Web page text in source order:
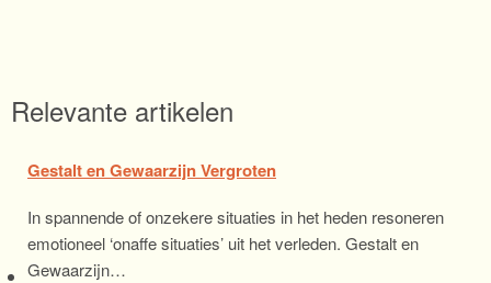
Relevante artikelen
Gestalt en Gewaarzijn Vergroten
In spannende of onzekere situaties in het heden resoneren
emotioneel ‘onaffe situaties’ uit het verleden. Gestalt en
Gewaarzijn…